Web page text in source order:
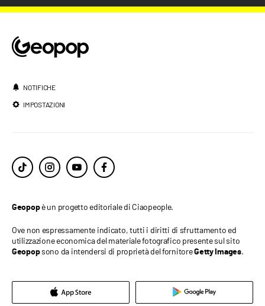
NOTIFICHE
IMPOSTAZIONI
Geopopè un progetto editoriale di Ciaopeople.
Ove non espressamente indicato, tutti i diritti di sfruttamento ed
utilizzazione economica del materiale fotografico presente sul sito
Geopopsono da intendersi di proprietà del fornitoreGetty Images.